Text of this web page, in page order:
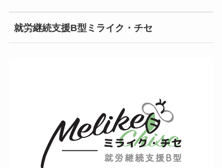
就労継続支援B型ミライク・チセ